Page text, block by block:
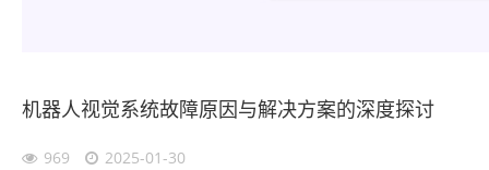
机器人视觉系统故障原因与解决方案的深度探讨
969 2025-01-30